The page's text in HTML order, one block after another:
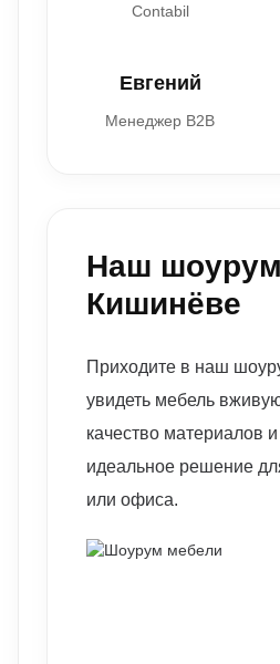
Contabil
Евгений
Менеджер B2B
Наш
Кишинёве
Приходите в наш
увидеть мебель
качество материалов
идеальное решение
или офиса.